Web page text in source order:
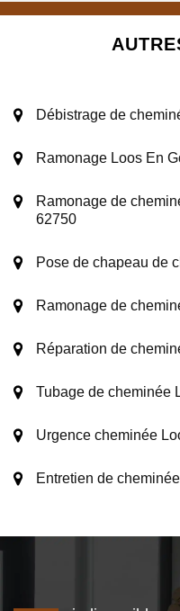
Débistrage de
Ramonage Loos En
Ramonage de
62750
Pose de chapeau de
Ramonage de
Réparation de
Tubage de cheminée
Urgence cheminée
Entretien de